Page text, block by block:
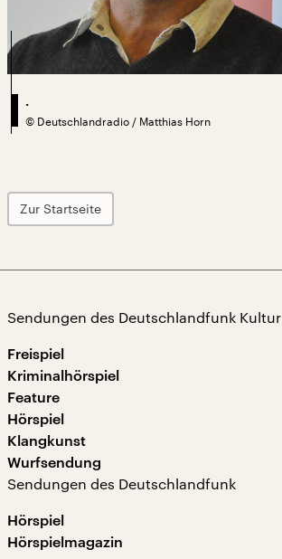
.
© Deutschlandradio / Matthias Horn
Zur Startseite
Sendungen des Deutschlandfunk Kultur
Freispiel
Kriminalhörspiel
Feature
Hörspiel
Klangkunst
Wurfsendung
Sendungen des Deutschlandfunk
Hörspiel
Hörspielmagazin